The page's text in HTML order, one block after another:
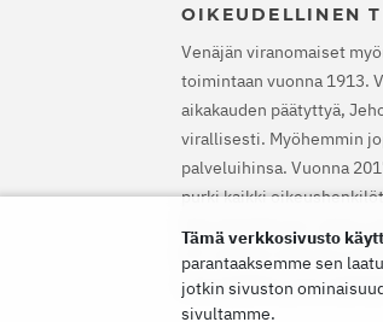
OIKEUDELLINEN
Venäjän viranomaiset
toimintaan vuonna 1913.
aikakauden päätyttyä,
virallisesti. Myöhemmin
palveluihinsa. Vuonna
purki kaikki
EIT vapautti Jehovan
rikossyytteet ja
Tämä verkkosivusto
parantaaksemme sen
jotkin sivuston
sivultamme.